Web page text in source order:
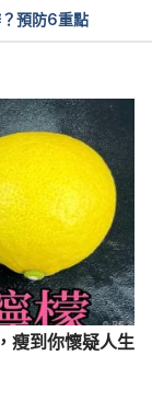
6010
識食品中的
4686
預防6重點
瘦到你懷疑人生